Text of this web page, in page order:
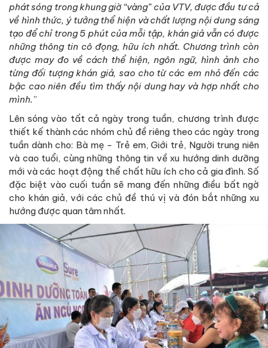
phát sóng trong khung giờ “vàng” của VTV, được đầu tư cả
về hình thức, ý tưởng thể hiện và chất lượng nội dung sáng
tạo để chỉ trong 5 phút của mỗi tập, khán giả vẫn có được
những thông tin cô đọng, hữu ích nhất. Chương trình còn
được may đo về cách thể hiện, ngôn ngữ, hình ảnh cho
từng đối tượng khán giả, sao cho từ các em nhỏ đến các
bậc cao niên đều tìm thấy nội dung hay và hợp nhất cho
mình.”
Lên sóng vào tất cả ngày trong tuần, chương trình được
thiết kế thành các nhóm chủ đề riêng theo các ngày trong
tuần dành cho: Bà mẹ - Trẻ em, Giới trẻ, Người trung niên
và cao tuổi, cùng những thông tin về xu hướng dinh dưỡng
mới và các hoạt động thể chất hữu ích cho cả gia đình. Số
đặc biệt vào cuối tuần sẽ mang đến những điều bất ngờ
cho khán giả, với các chủ đề thú vị và đón bắt những xu
hướng được quan tâm nhất.